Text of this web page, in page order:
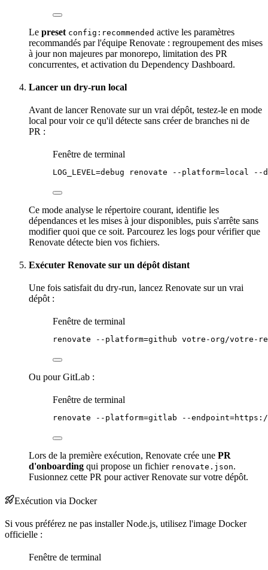
Le preset config:recommended active les paramètres
recommandés par l'équipe Renovate : regroupement des mises
à jour non majeures par monorepo, limitation des PR
concurrentes, et activation du Dependency Dashboard.
Lancer un dry-run local
Avant de lancer Renovate sur un vrai dépôt, testez-le en mode
local pour voir ce qu'il détecte sans créer de branches ni de
PR :
Fenêtre de terminal
LOG_LEVEL=debug renovate --platform=local --
Ce mode analyse le répertoire courant, identifie les
dépendances et les mises à jour disponibles, puis s'arrête sans
modifier quoi que ce soit. Parcourez les logs pour vérifier que
Renovate détecte bien vos fichiers.
Exécuter Renovate sur un dépôt distant
Une fois satisfait du dry-run, lancez Renovate sur un vrai
dépôt :
Fenêtre de terminal
renovate --platform=github votre-org/votre-
Ou pour GitLab :
Fenêtre de terminal
renovate --platform=gitlab --
Lors de la première exécution, Renovate crée une PR
d'onboarding qui propose un fichier renovate.json.
Fusionnez cette PR pour activer Renovate sur votre dépôt.
Exécution via Docker
Si vous préférez ne pas installer Node.js, utilisez l'image Docker
officielle :
Fenêtre de terminal